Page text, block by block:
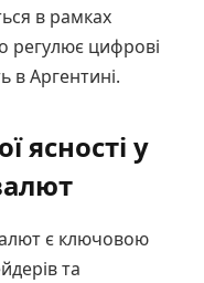
в рамках
регулює цифрові
в Аргентині.
ясності у
є ключовою
та